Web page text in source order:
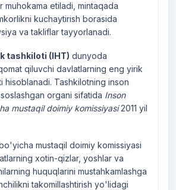
muhokama etiladi, mintaqada
kuchaytirish borasida
va takliflar tayyorlanadi.
tashkiloti (IHT) dunyoda
qiluvchi davlatlarning eng yirik
hisoblanadi. Tashkilotning inson
organi sifatida Inson
mustaqil doimiy komissiyasi2011 yil
mustaqil doimiy komissiyasi
xotin-qizlar, yoshlar va
huquqlarini mustahkamlashga
takomillashtirish yo'lidagi